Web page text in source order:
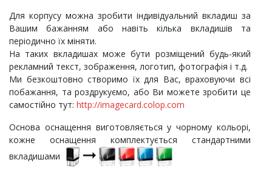
Для корпусу можна зробити індивідуальний вкладиш за
Вашим бажанням або навіть кілька вкладишів та
періодично їх міняти.
На таких вкладишах може бути розміщений будь-який
рекламний текст, зображення, логотип, фотографія і т.д.
Ми безкоштовно створимо їх для Вас, враховуючи всі
побажання, та роздрукуємо, або Ви можете зробити це
самостійно тут: http://imagecard.colop.com
Основа оснащення виготовляється у чорному кольорі,
кожне оснащення комплектується стандартними
вкладишами